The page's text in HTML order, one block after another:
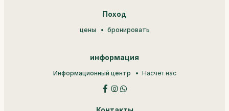
Поход
цены бронировать
информация
Информационный центр Насчет нас